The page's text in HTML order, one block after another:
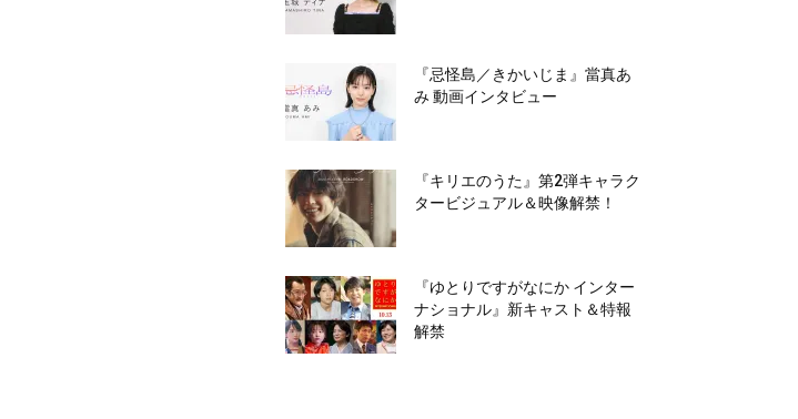
『忌怪島／きかいじま』當真あ
み 動画インタビュー
『キリエのうた』第2弾キャラク
タービジュアル＆映像解禁！
『ゆとりですがなにか インター
ナショナル』新キャスト＆特報
解禁